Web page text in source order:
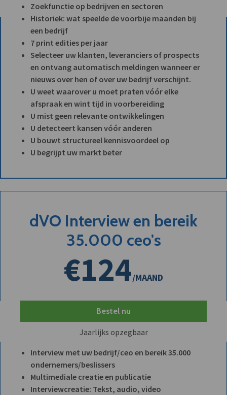
Zoekfunctie op bedrijven en sectoren
Historiek: wat speelde de voorbije maanden bij
een bedrijf
7 print edities per jaar
Selecteer uw klanten, leveranciers of prospects
en ontvang automatisch meldingen wanneer er
nieuws over hen of over uw bedrijf verschijnt.
U weet waarover u moet praten vóór elke
afspraak en wint tijd in voorbereiding
U mist geen relevante ontwikkelingen
U detecteert kansen vóór anderen
U bouwt structureel kennisvoordeel op
U begrijpt uw markt beter
dVO Interview en bereik
35.000 ceo's
€124/MAAND
Bestel nu
Jaarlijks opzegbaar
Interview met uw bedrijf/ceo en bereik 35.000
ondernemers/beslissers
Multimediale creatie en publicatie
Interviewcreatie: Tekst, audio, video